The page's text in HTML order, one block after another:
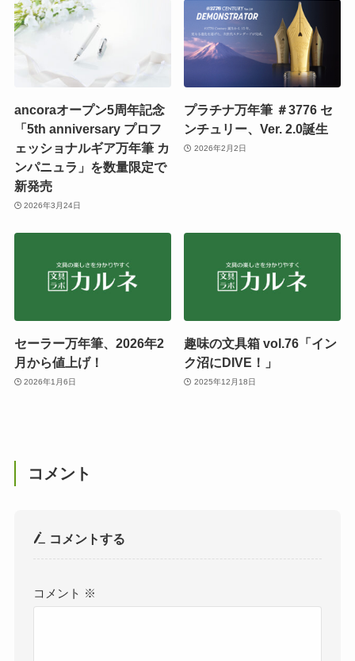
ancoraオープン5周年記念
「5th anniversary プロフ
ェッショナルギア万年筆 カ
ンパニュラ」を数量限定で
新発売
2026年3月24日
プラチナ万年筆 ＃3776 セ
ンチュリー、Ver. 2.0誕生
2026年2月2日
セーラー万年筆、2026年2
月から値上げ！
2026年1月6日
趣味の文具箱 vol.76「イン
ク沼にDIVE！」
2025年12月18日
コメント
コメントする
コメント ※